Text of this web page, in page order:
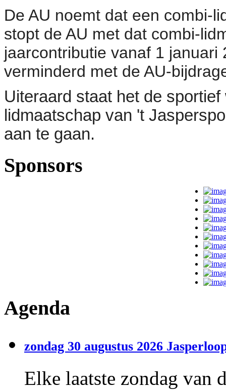
De AU noemt dat een combi-
stopt de AU met dat combi-
jaarcontributie vanaf 1
verminderd met de AU-
Uiteraard staat het de
lidmaatschap van 't
aan te gaan.
Sponsors
Agenda
zondag 30 augustus 2026
Elke laatste zondag van